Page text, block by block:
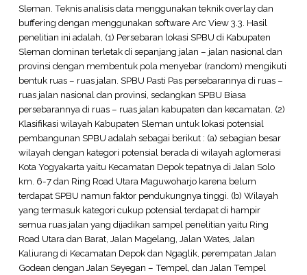
Sleman. Teknis analisis data menggunakan teknik overlay dan
buffering dengan menggunakan software Arc View 3.3. Hasil
penelitian ini adalah, (1) Persebaran lokasi SPBU di Kabupaten
Sleman dominan terletak di sepanjang jalan – jalan nasional dan
provinsi dengan membentuk pola menyebar (random) mengikuti
bentuk ruas – ruas jalan. SPBU Pasti Pas persebarannya di ruas –
ruas jalan nasional dan provinsi, sedangkan SPBU Biasa
persebarannya di ruas – ruas jalan kabupaten dan kecamatan. (2)
Klasifikasi wilayah Kabupaten Sleman untuk lokasi potensial
pembangunan SPBU adalah sebagai berikut : (a) sebagian besar
wilayah dengan kategori potensial berada di wilayah aglomerasi
Kota Yogyakarta yaitu Kecamatan Depok tepatnya di Jalan Solo
km. 6-7 dan Ring Road Utara Maguwoharjo karena belum
terdapat SPBU namun faktor pendukungnya tinggi. (b) Wilayah
yang termasuk kategori cukup potensial terdapat di hampir
semua ruas jalan yang dijadikan sampel penelitian yaitu Ring
Road Utara dan Barat, Jalan Magelang, Jalan Wates, Jalan
Kaliurang di Kecamatan Depok dan Ngaglik, perempatan Jalan
Godean dengan Jalan Seyegan – Tempel, dan Jalan Tempel